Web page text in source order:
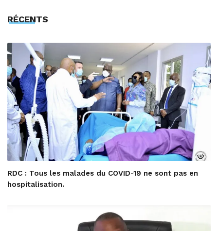
RÉCENTS
RDC : Tous les malades du COVID-19 ne sont pas en
hospitalisation.